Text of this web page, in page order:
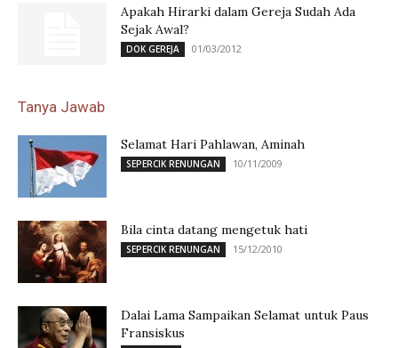
Apakah Hirarki dalam Gereja Sudah Ada
Sejak Awal?
DOK GEREJA 01/03/2012
Tanya Jawab
Selamat Hari Pahlawan, Aminah
SEPERCIK RENUNGAN 10/11/2009
Bila cinta datang mengetuk hati
SEPERCIK RENUNGAN 15/12/2010
Dalai Lama Sampaikan Selamat untuk Paus
Fransiskus